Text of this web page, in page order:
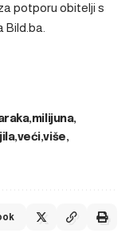
za potporu obitelji s
Bild.ba
milijuna
veći više